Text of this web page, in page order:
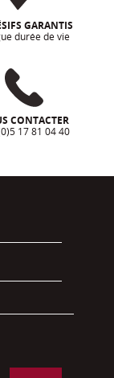
GARANTIS
durée de vie
CONTACTER
17 81 04 40